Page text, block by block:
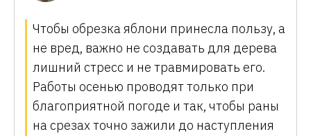
Чтобы обрезка яблони принесла пользу, а
не вред, важно не создавать для дерева
лишний стресс и не травмировать его.
Работы осенью проводят только при
благоприятной погоде и так, чтобы раны
на срезах точно зажили до наступления